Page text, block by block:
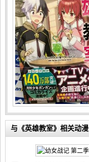
与《英雄教室》相关动漫